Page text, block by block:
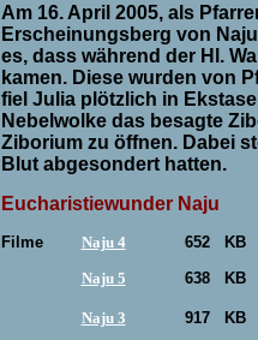
Am 16. April 2005, als
Erscheinungsberg von
es, dass während der Hl.
kamen. Diese wurden von
fiel Julia plötzlich in
Nebelwolke das besagte
Ziborium zu öffnen. Dabei
Blut abgesondert hatten.
Eucharistiewunder Naju
Filme Naju 4
652 KB
Naju 5
638 KB
Naju 3 917 KB